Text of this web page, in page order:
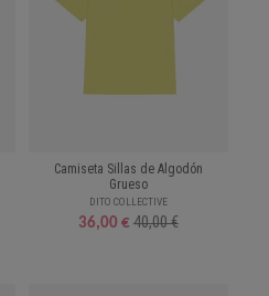
Camiseta Sillas de Algodón
Grueso
DITO COLLECTIVE
36,00 € 40,00 €